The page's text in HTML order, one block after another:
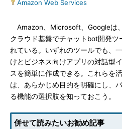
Amazon Web Services
Amazon、Microsoft、Googleは
クラウド基盤でチャットbot開発ツ
れている。いずれのツールでも、
けとビジネス向けアプリの対話型
スを簡単に作成できる。これらを
は、あらかじめ目的を明確にし、
る機能の選択肢を知っておこう。
併せて読みたいお勧め記事